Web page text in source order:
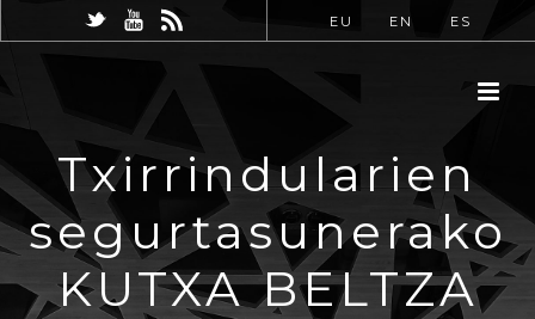
EU EN ES
Txirrindularien
segurtasunerako
KUTXA BELTZA